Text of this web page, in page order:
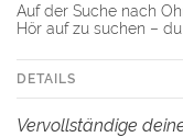
Auf der Suche nach
Hör auf zu suchen –
DETAILS
Vervollständige